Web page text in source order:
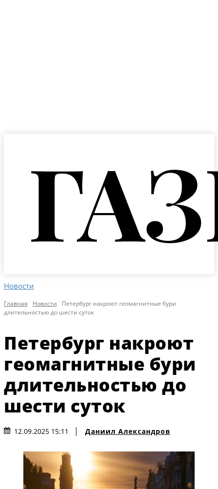
Новости
Главная Новости
Петербург накроют геомагнитные бури
длительностью до шести суток
Петербург накроют
геомагнитные бури
длительностью до
шести суток
12.09.2025 15:11 Даниил Александров